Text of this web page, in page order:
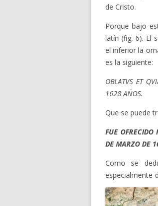
de Cristo.
Porque bajo
latín (fig. 6). El
el inferior la
es la siguiente:
OBLATVS ET
1628 AÑOS.
Que se puede
FUE OFRECIDO
DE MARZO DE
Como se
especialmente